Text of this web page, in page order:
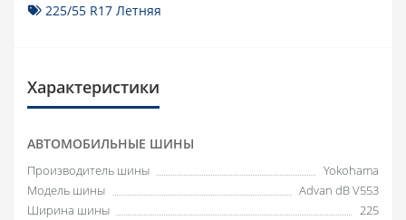
225/55 R17 Летняя
Характеристики
АВТОМОБИЛЬНЫЕ ШИНЫ
Производитель шины
Yokohama
Модель шины
Advan dB V553
Ширина шины
225